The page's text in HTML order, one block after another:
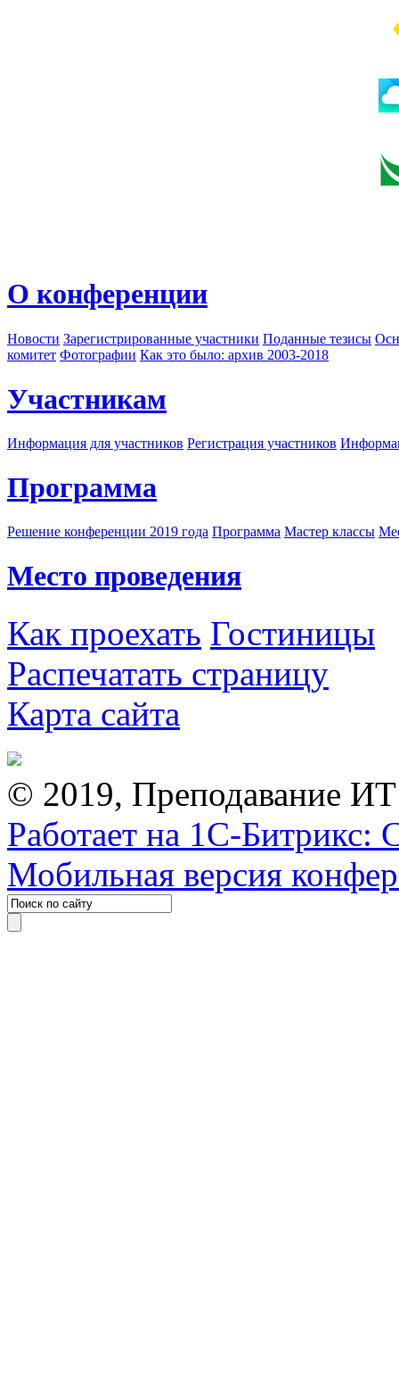
О конференции
Новости Зарегистрированные участники Поданные тезисы
комитет Фотографии Как это было: архив 2003-2018
Участникам
Информация для участников Регистрация участников
Программа
Решение конференции 2019 года Программа Мастер классы
Место проведения
Как проехать Гостиницы
Распечатать страницу
Карта сайта
© 2019, Преподавание
Работает на 1С-Битрикс:
Мобильная версия